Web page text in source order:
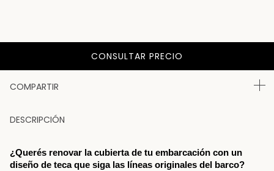
COMPARTIR
DESCRIPCIÓN
¿Querés renovar la cubierta de tu embarcación con un
diseño de teca que siga las líneas originales del barco?